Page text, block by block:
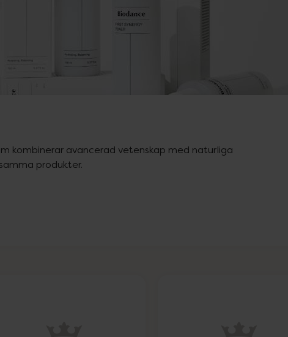
kombinerar avancerad vetenskap med naturliga
produkter.